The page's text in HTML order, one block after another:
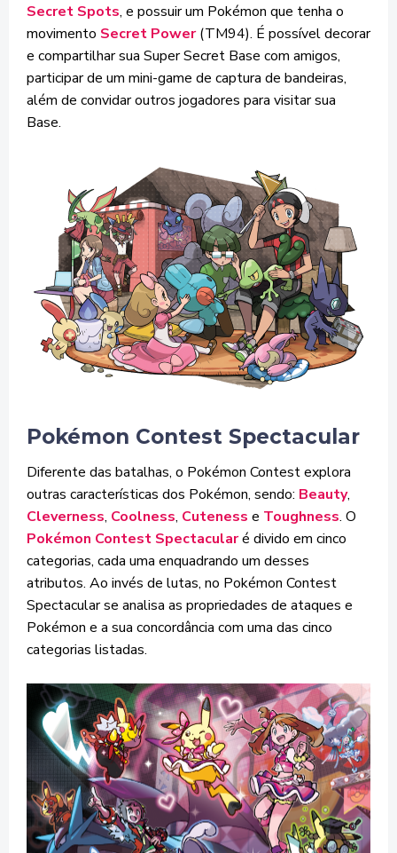
Secret Spots, e possuir um Pokémon que tenha o
movimento Secret Power(TM94). É possível decorar
e compartilhar sua Super Secret Base com amigos,
participar de um mini-game de captura de bandeiras,
além de convidar outros jogadores para visitar sua
Base.
Pokémon Contest Spectacular
Diferente das batalhas, o Pokémon Contest explora
outras características dos Pokémon, sendo: Beauty,
Cleverness, Coolness, Cuteness e Toughness. O
Pokémon Contest Spectacularé divido em cinco
categorias, cada uma enquadrando um desses
atributos. Ao invés de lutas, no Pokémon Contest
Spectacular se analisa as propriedades de ataques e
Pokémon e a sua concordância com uma das cinco
categorias listadas.